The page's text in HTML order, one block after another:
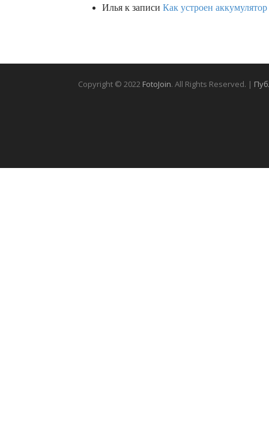
Илья к записи Как устроен
Copyright © 2022 FotoJoin. All Rights Reserved. |